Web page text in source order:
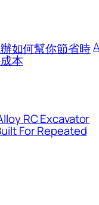
如何幫你節省時
本
RC Excavator
For Repeated